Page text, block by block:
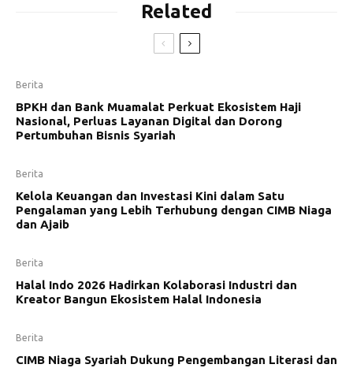
Related
Berita
BPKH dan Bank Muamalat Perkuat Ekosistem Haji
Nasional, Perluas Layanan Digital dan Dorong
Pertumbuhan Bisnis Syariah
Berita
Kelola Keuangan dan Investasi Kini dalam Satu
Pengalaman yang Lebih Terhubung dengan CIMB Niaga
dan Ajaib
Berita
Halal Indo 2026 Hadirkan Kolaborasi Industri dan
Kreator Bangun Ekosistem Halal Indonesia
Berita
CIMB Niaga Syariah Dukung Pengembangan Literasi dan